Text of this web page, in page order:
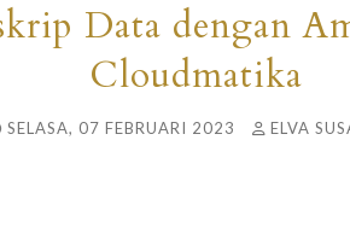
Data dengan
Cloudmatika
SELASA, 07 FEBRUARI 2023 ELVA